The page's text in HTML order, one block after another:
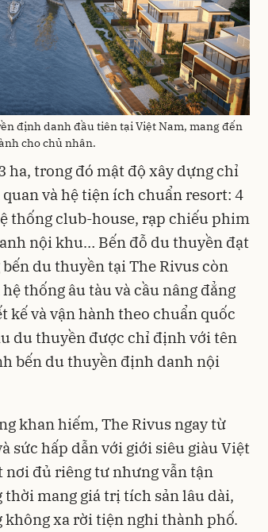
định danh đầu tiên tại Việt Nam, mang đến
cho chủ nhân.
ha, trong đó mật độ xây dựng chỉ
và hệ tiện ích chuẩn resort: 4
thống club-house, rạp chiếu phim
nội khu… Bến đỗ du thuyền đạt
du thuyền tại The Rivus còn
thống âu tàu và cầu nâng đẳng
kế và vận hành theo chuẩn quốc
du thuyền được chỉ định với tên
bến du thuyền định danh nội
khan hiếm, The Rivus ngay từ
sức hấp dẫn với giới siêu giàu Việt
đủ riêng tư nhưng vẫn tận
thời mang giá trị tích sản lâu dài,
xa rời tiện nghi thành phố.